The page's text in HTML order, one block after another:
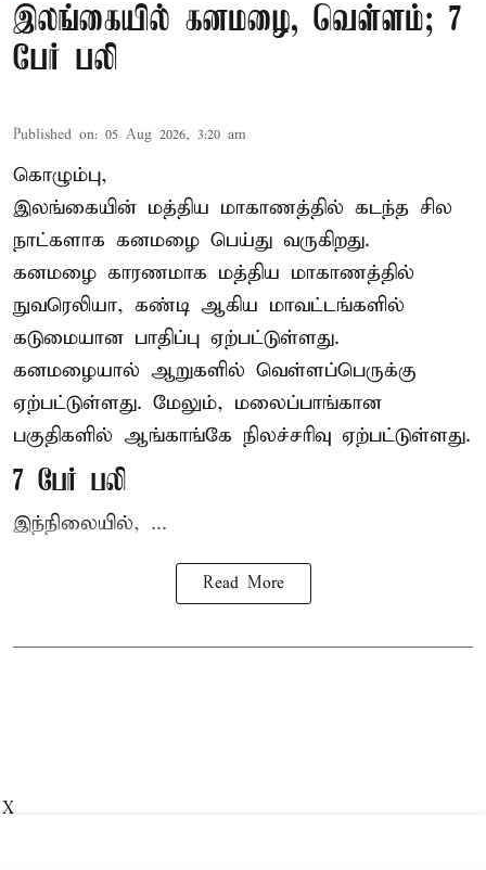
இலங்கையில் கனமழை, வெள்ளம்; 7
பேர் பலி
Published on: 05 Aug 2026, 3:20 am
கொழும்பு,
இலங்கையின் மத்திய மாகாணத்தில் கடந்த சில
நாட்களாக கனமழை பெய்து வருகிறது.
கனமழை காரணமாக மத்திய மாகாணத்தில்
நுவரெலியா, கண்டி ஆகிய மாவட்டங்களில்
கடுமையான பாதிப்பு ஏற்பட்டுள்ளது.
கனமழையால் ஆறுகளில் வெள்ளப்பெருக்கு
ஏற்பட்டுள்ளது. மேலும், மலைப்பாங்கான
பகுதிகளில் ஆங்காங்கே நிலச்சரிவு ஏற்பட்டுள்ளது.
7 பேர் பலி
இந்நிலையில், ...
Read More
X